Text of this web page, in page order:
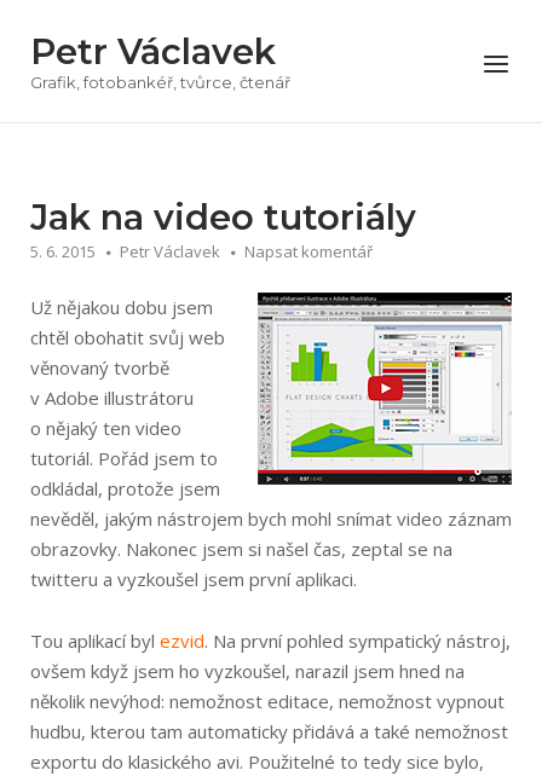
obsah
Petr Václavek
Grafik, fotobankéř, tvůrce, čtenář
Menu
Jak na video tutoriály
5. 6. 2015 Petr Václavek Napsat komentář
Už nějakou dobu jsem
chtěl obohatit svůj web
věnovaný tvorbě
v Adobe illustrátoru
o nějaký ten video
tutoriál. Pořád jsem to
odkládal, protože jsem
nevěděl, jakým nástrojem bych mohl snímat video záznam
obrazovky. Nakonec jsem si našel čas, zeptal se na
twitteru a vyzkoušel jsem první aplikaci.
Tou aplikací byl ezvid. Na první pohled sympatický nástroj,
ovšem když jsem ho vyzkoušel, narazil jsem hned na
několik nevýhod: nemožnost editace, nemožnost vypnout
hudbu, kterou tam automaticky přidává a také nemožnost
exportu do klasického avi. Použitelné to tedy sice bylo,